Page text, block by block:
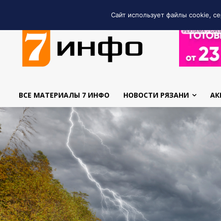
РЕКЛАМА •
ВСЕ МАТЕРИАЛЫ 7 ИНФО НОВОСТИ РЯЗАНИ
Сайт использует файлы cookie,